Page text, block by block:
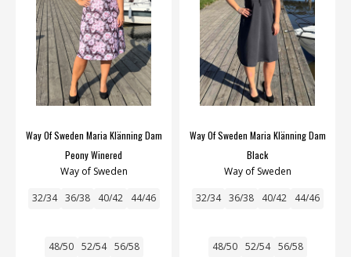
Way Of Sweden Maria Klänning Dam
Peony Winered
Way of Sweden
32/34 36/38 40/42 44/46
48/50 52/54 56/58
Way Of Sweden Maria Klänning Dam
Black
Way of Sweden
32/34 36/38 40/42 44/46
48/50 52/54 56/58